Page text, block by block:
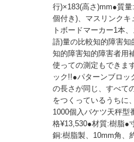
行)×183(高さ)mm●質
個付き)、マスリンク
トボードマーカー1本
語)量の比較知的障害
知的障害知的障害者用
使っての測定もできま
ック!!●パターンブロッ
の長さが同じ、すべて
をつくっているうちに
1000個入バケツ天秤型
格¥13,530●材質:樹脂●
銅:樹脂製、10mm角、